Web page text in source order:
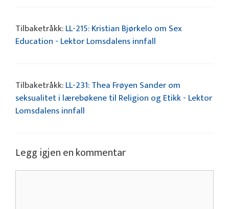
Tilbaketråkk:LL-215: Kristian Bjørkelo om Sex
Education - Lektor Lomsdalens innfall
Tilbaketråkk:LL-231: Thea Frøyen Sander om
seksualitet i lærebøkene til Religion og Etikk - Lektor
Lomsdalens innfall
Legg igjen en kommentar
Kommentar